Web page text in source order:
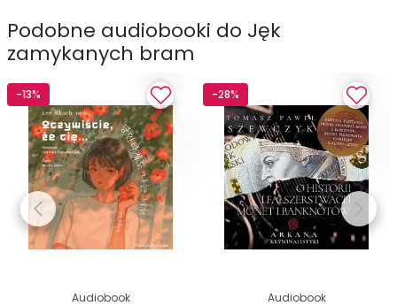
Podobne audiobooki do Jęk
zamykanych bram
-13%
Audiobook
-28%
Audiobook